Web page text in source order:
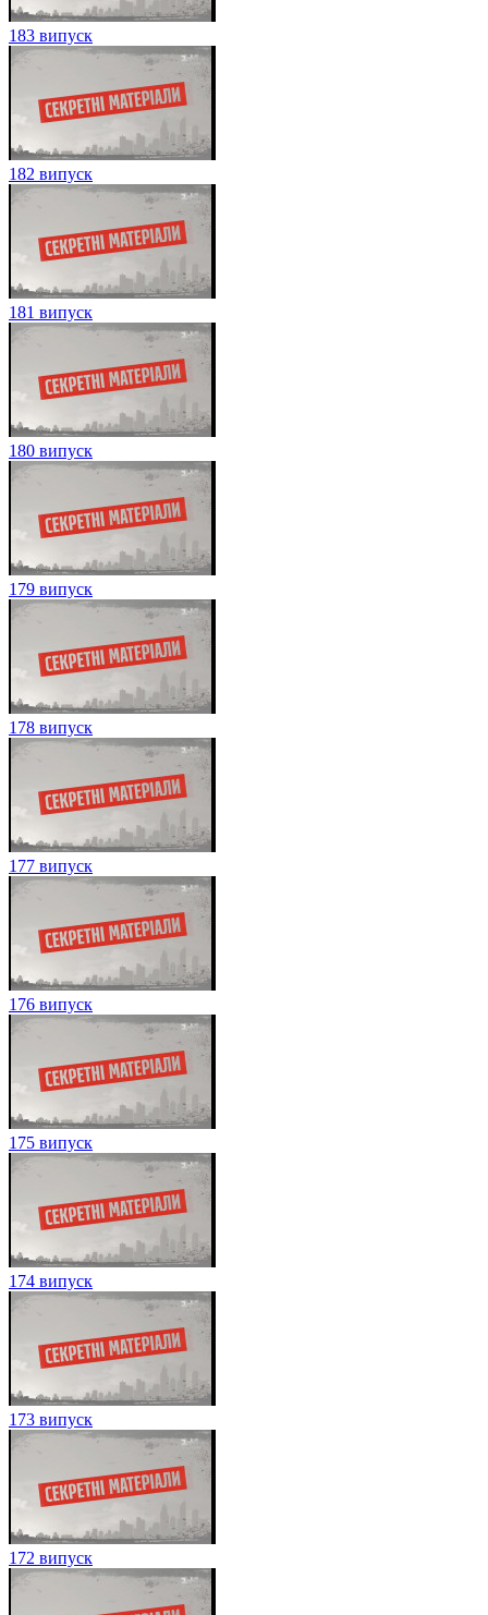
183 випуск
182 випуск
181 випуск
180 випуск
179 випуск
178 випуск
177 випуск
176 випуск
175 випуск
174 випуск
173 випуск
172 випуск